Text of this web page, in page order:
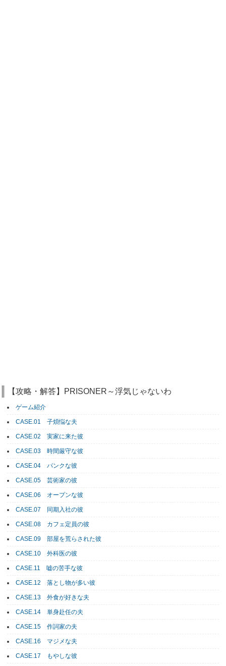
【攻略・解答】PRISONER～浮気じゃないわ
ゲーム紹介
CASE.01 子煩悩な夫
CASE.02 実家に来た彼
CASE.03 時間厳守な彼
CASE.04 パンクな彼
CASE.05 芸術家の彼
CASE.06 オープンな彼
CASE.07 同期入社の彼
CASE.08 カフェ定員の彼
CASE.09 部屋を荒らされた彼
CASE.10 外科医の彼
CASE.11 嘘の苦手な彼
CASE.12 落とし物が多い彼
CASE.13 外食が好きな夫
CASE.14 単身赴任の夫
CASE.15 作詞家の夫
CASE.16 マジメな夫
CASE.17 もやしな彼